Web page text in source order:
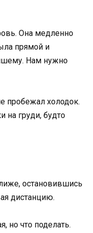
Она медленно
прямой и
Нам нужно
пробежал холодок.
на груди, будто
остановившись
дистанцию.
но что поделать.